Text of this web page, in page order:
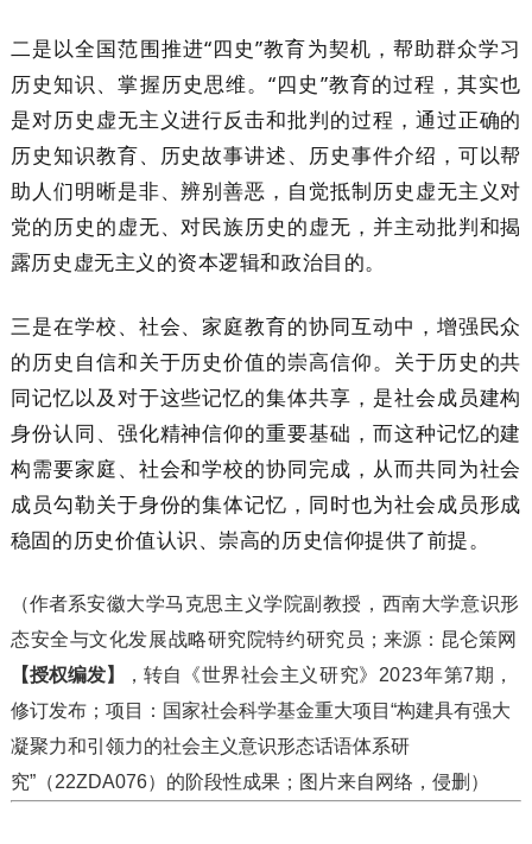
二是以全国范围推进“四史”教育为契机，帮助群众学习
历史知识、掌握历史思维。“四史”教育的过程，其实也
是对历史虚无主义进行反击和批判的过程，通过正确的
历史知识教育、历史故事讲述、历史事件介绍，可以帮
助人们明晰是非、辨别善恶，自觉抵制历史虚无主义对
党的历史的虚无、对民族历史的虚无，并主动批判和揭
露历史虚无主义的资本逻辑和政治目的。
三是在学校、社会、家庭教育的协同互动中，增强民众
的历史自信和关于历史价值的崇高信仰。关于历史的共
同记忆以及对于这些记忆的集体共享，是社会成员建构
身份认同、强化精神信仰的重要基础，而这种记忆的建
构需要家庭、社会和学校的协同完成，从而共同为社会
成员勾勒关于身份的集体记忆，同时也为社会成员形成
稳固的历史价值认识、崇高的历史信仰提供了前提。
（作者系安徽大学马克思主义学院副教授，西南大学意识形
态安全与文化发展战略研究院特约研究员 ；来源： 昆仑策网
【授权编发】
，转自 《世界社会主义研究》2023年第7期 ，
修订发布；项目：国家社会科学基金重大项目“构建具有强大
凝聚力和引领力的社会主义意识形态话语体系研
究”（22ZDA076）的阶段性成果；图片来自网络，侵删）